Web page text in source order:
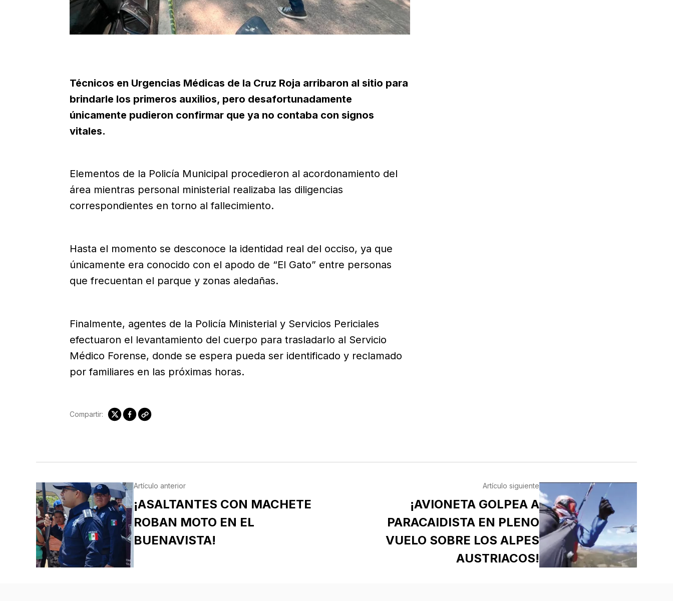
Técnicos en Urgencias Médicas de la Cruz Roja arribaron al sitio para
brindarle los primeros auxilios, pero desafortunadamente
únicamente pudieron confirmar que ya no contaba con signos
vitales.
Elementos de la Policía Municipal procedieron al acordonamiento del
área mientras personal ministerial realizaba las diligencias
correspondientes en torno al fallecimiento.
Hasta el momento se desconoce la identidad real del occiso, ya que
únicamente era conocido con el apodo de “El Gato” entre personas
que frecuentan el parque y zonas aledañas.
Finalmente, agentes de la Policía Ministerial y Servicios Periciales
efectuaron el levantamiento del cuerpo para trasladarlo al Servicio
Médico Forense, donde se espera pueda ser identificado y reclamado
por familiares en las próximas horas.
Compartir:
Artículo anterior
¡ASALTANTES CON MACHETE
ROBAN MOTO EN EL
BUENAVISTA!
Artículo siguiente
¡AVIONETA GOLPEA A
PARACAIDISTA EN PLENO
VUELO SOBRE LOS ALPES
AUSTRIACOS!